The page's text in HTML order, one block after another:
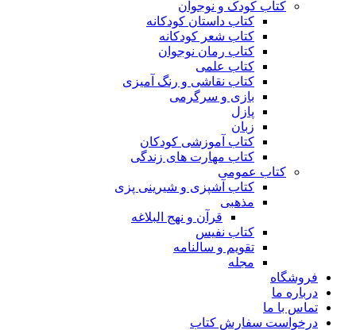
کتاب کودک و نوجوان
کتاب داستان کودکانه
کتاب شعر کودکانه
کتاب رمان نوجوان
کتاب علمی
کتاب نقاشی و رنگ آمیزی
بازی و سرگرمی
پازل
زبان
کتاب آموزشی کودکان
کتاب مهارت های زندگی
کتاب عمومی
کتاب آشپزی و شیرینی پزی
مذهبی
قرآن و نهج البلاغه
کتاب نفیس
تقویم و سالنامه
مجله
فروشگاه
درباره ما
تماس با ما
درخواست سفارش کتاب